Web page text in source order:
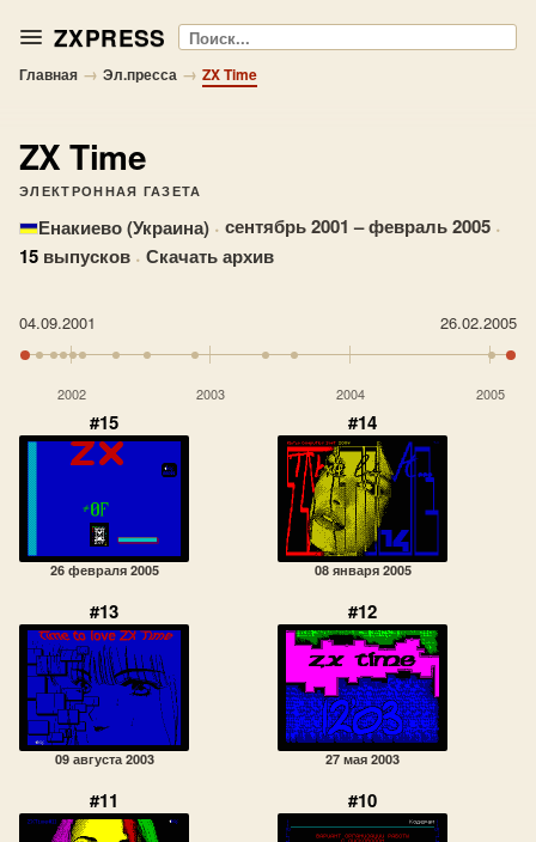
ZXPRESS Поиск
Главная → Эл.пресса → ZX Time
ZX Time
ЭЛЕКТРОННАЯ ГАЗЕТА
Енакиево (Украина) · сентябрь 2001 – февраль 2005 ·
15 выпусков · Скачать архив
04.09.2001 26.02.2005
2002 2003 2004 2005
#15
26 февраля 2005
#14
08 января 2005
#13
09 августа 2003
#12
27 мая 2003
#11 #10